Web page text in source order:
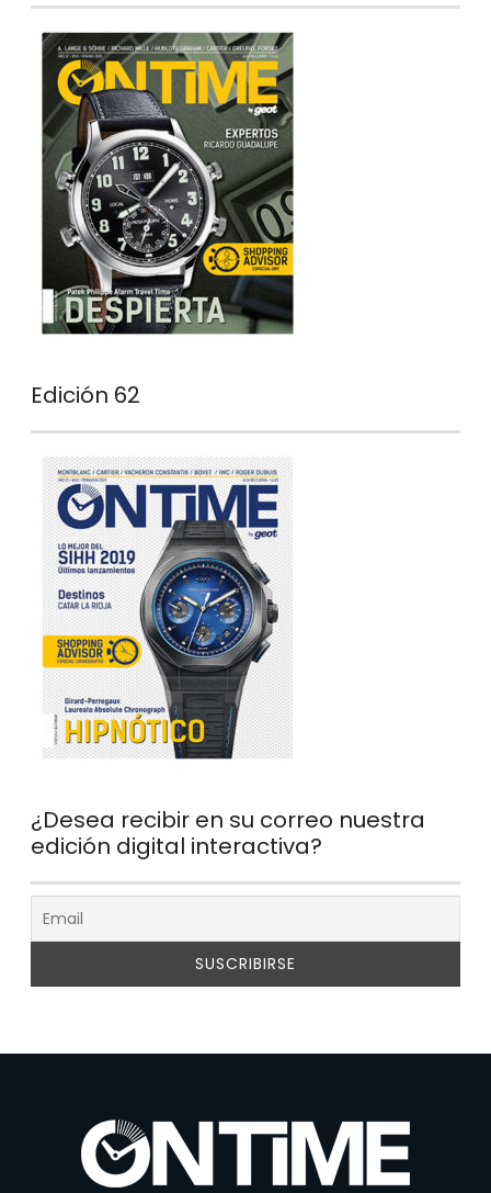
Edición 62
¿Desea recibir en su correo nuestra
edición digital interactiva?